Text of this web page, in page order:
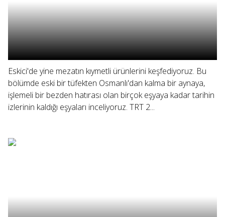
Eskici'de yine mezatın kıymetli ürünlerini keşfediyoruz. Bu
bölümde eski bir tüfekten Osmanlı'dan kalma bir aynaya,
işlemeli bir bezden hatırası olan birçok eşyaya kadar tarihin
izlerinin kaldığı eşyaları inceliyoruz. TRT 2...